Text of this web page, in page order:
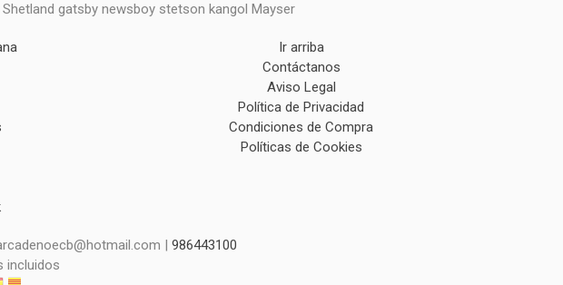
gatsby newsboy stetson kangol Mayser
Ir arriba
Contáctanos
Aviso Legal
Política de Privacidad
Condiciones de Compra
Políticas de Cookies
| 986443100
incluidos